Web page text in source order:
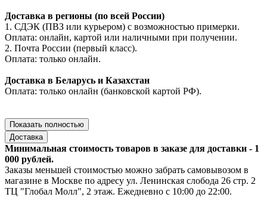
Доставка в регионы (по всей России)
1. СДЭК (ПВЗ или курьером) с возможностью примерки.
Оплата: онлайн, картой или наличными при получении.
2. Почта России (первый класс).
Оплата: только онлайн.
Доставка в Беларусь и Казахстан
Оплата: только онлайн (банковской картой РФ).
Показать полностью
Доставка
Минимальная стоимость товаров в заказе для доставки - 1
000 рублей.
Заказы меньшей стоимостью можно забрать самовывозом в
магазине в Москве по адресу ул. Ленинская слобода 26 стр. 2
ТЦ "Глобал Молл", 2 этаж. Ежедневно с 10:00 до 22:00.